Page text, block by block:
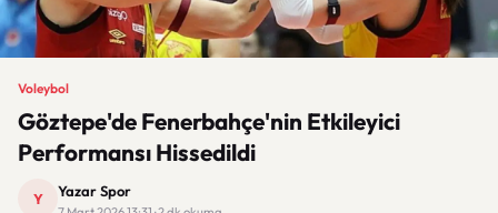
Voleybol
Göztepe'de Fenerbahçe'nin Etkileyici
Performansı Hissedildi
Y Yazar Spor